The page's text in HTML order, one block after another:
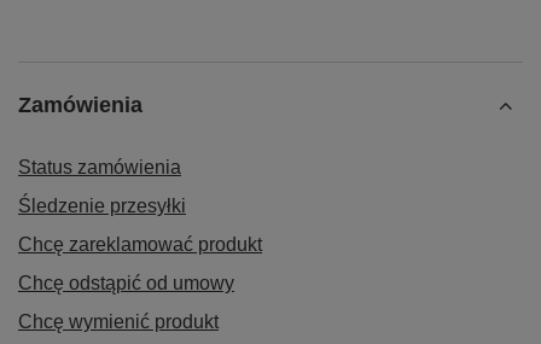
Zamówienia
Status zamówienia
Śledzenie przesyłki
Chcę zareklamować produkt
Chcę odstąpić od umowy
Chcę wymienić produkt